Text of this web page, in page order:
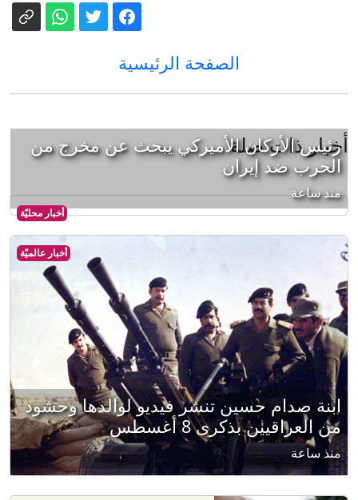
الصفحة الرئيسية
أخبار ذات صلة
أخبار محليّة
رئيس الأركان الأميركي يبحث عن مخرج من
الحرب ضد إيران
منذ ساعة
أخبار عالميّة
ابنة صدام حسين تنشر فيديو لوالدها وحشود
من العراقيين بذكرى 8 أغسطس
منذ ساعة